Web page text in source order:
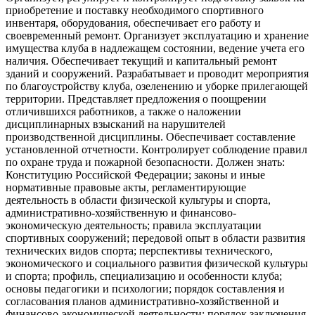
приобретение и поставку необходимого спортивного
инвентаря, оборудования, обеспечивает его работу и
своевременный ремонт. Организует эксплуатацию и хранение
имущества клуба в надлежащем состоянии, ведение учета его
наличия. Обеспечивает текущий и капитальный ремонт
зданий и сооружений. Разрабатывает и проводит мероприятия
по благоустройству клуба, озеленению и уборке прилегающей
территории. Представляет предложения о поощрении
отличившихся работников, а также о наложении
дисциплинарных взысканий на нарушителей
производственной дисциплины. Обеспечивает составление
установленной отчетности. Контролирует соблюдение правил
по охране труда и пожарной безопасности. Должен знать:
Конституцию Российской Федерации; законы и иные
нормативные правовые акты, регламентирующие
деятельность в области физической культуры и спорта,
административно-хозяйственную и финансово-
экономическую деятельность; правила эксплуатации
спортивных сооружений; передовой опыт в области развития
технических видов спорта; перспективы технического,
экономического и социального развития физической культуры
и спорта; профиль, специализацию и особенности клуба;
основы педагогики и психологии; порядок составления и
согласования планов административно-хозяйственной и